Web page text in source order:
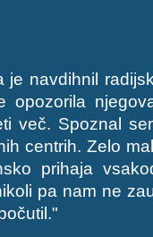
je navdihnil
opozorila
več. Spoznal
centrih. Zelo
prihaja
pa nam ne